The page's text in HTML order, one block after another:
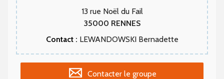
13 rue Noël du Fail
35000 RENNES
Contact : LEWANDOWSKI Bernadette
Contacter le groupe